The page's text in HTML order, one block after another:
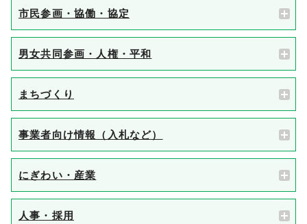
市民参画・協働・協定
男女共同参画・人権・平和
まちづくり
事業者向け情報（入札など）
にぎわい・産業
人事・採用